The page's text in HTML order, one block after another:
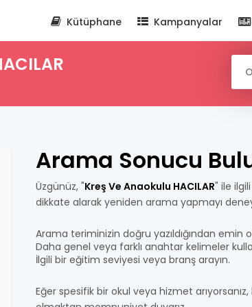
Kütüphane Kampanyalar
Arama Sonucu
Üzgünüz, "Kreş Ve Anaokulu HACILAR" ile
dikkate alarak yeniden arama yapmayı
Arama teriminizin doğru yazıldığından emin
Daha genel veya farklı anahtar kelimeler
İlgili bir eğitim seviyesi veya branş arayın.
Eğer spesifik bir okul veya hizmet